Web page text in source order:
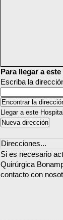
Para llegar a
Escriba la
Llegar a este
Direcciones...
Si es necesario
Quirúrgica
contacto con